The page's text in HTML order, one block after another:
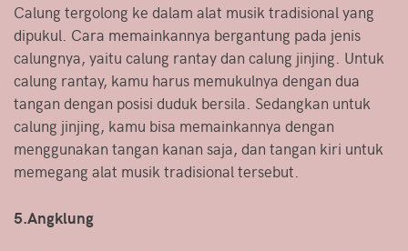
Calung tergolong ke dalam alat musik tradisional yang
dipukul. Cara memainkannya bergantung pada jenis
calungnya, yaitu calung rantay dan calung jinjing. Untuk
calung rantay, kamu harus memukulnya dengan dua
tangan dengan posisi duduk bersila. Sedangkan untuk
calung jinjing, kamu bisa memainkannya dengan
menggunakan tangan kanan saja, dan tangan kiri untuk
memegang alat musik tradisional tersebut.
5.Angklung